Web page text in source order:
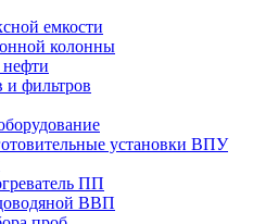
емкости
колонны
и фильтров
установки ВПУ
ПП
ВВП